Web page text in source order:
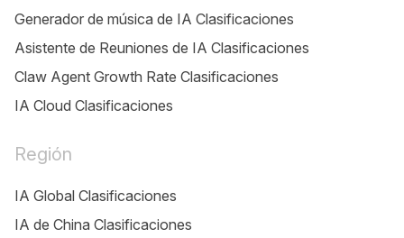
Generador de música de IA Clasificaciones
Asistente de Reuniones de IA Clasificaciones
Claw Agent Growth Rate Clasificaciones
IA Cloud Clasificaciones
Región
IA Global Clasificaciones
IA de China Clasificaciones